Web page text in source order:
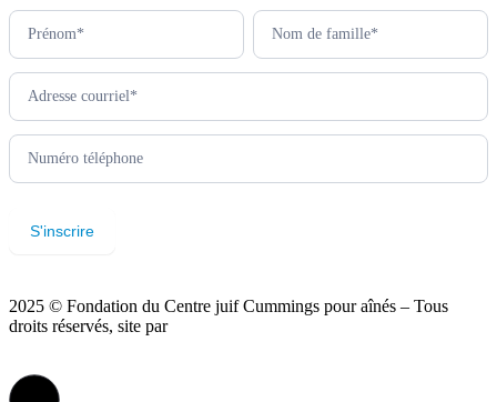
Newsletter
footer
(fr)
S'inscrire
2025 © Fondation du Centre juif Cummings pour aînés – Tous
droits réservés, site par